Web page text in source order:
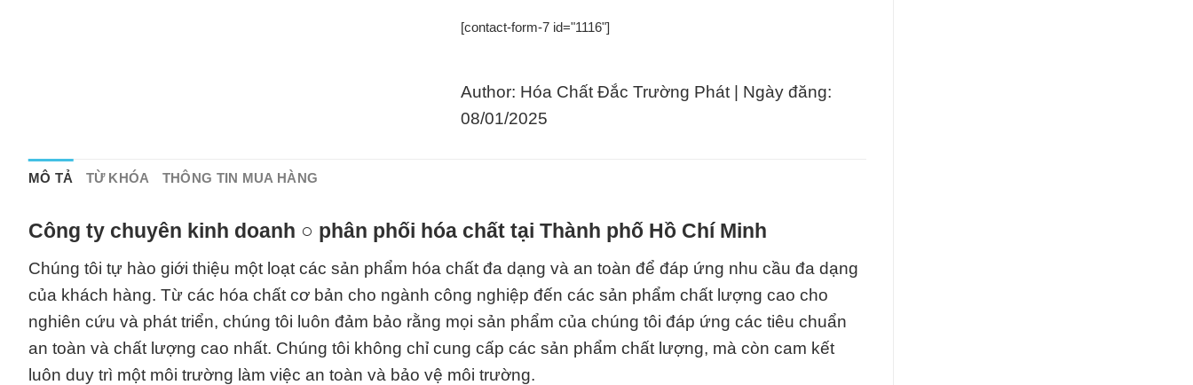
[contact-form-7 id="1116"]
Author: Hóa Chất Đắc Trường Phát | Ngày đăng:
08/01/2025
MÔ TẢ TỪ KHÓA THÔNG TIN MUA HÀNG
Công ty chuyên kinh doanh ○ phân phối hóa chất tại Thành phố Hồ Chí Minh
Chúng tôi tự hào giới thiệu một loạt các sản phẩm hóa chất đa dạng và an toàn để đáp ứng nhu cầu đa dạng
của khách hàng. Từ các hóa chất cơ bản cho ngành công nghiệp đến các sản phẩm chất lượng cao cho
nghiên cứu và phát triển, chúng tôi luôn đảm bảo rằng mọi sản phẩm của chúng tôi đáp ứng các tiêu chuẩn
an toàn và chất lượng cao nhất. Chúng tôi không chỉ cung cấp các sản phẩm chất lượng, mà còn cam kết
luôn duy trì một môi trường làm việc an toàn và bảo vệ môi trường.